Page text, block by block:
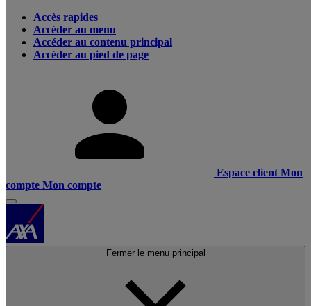
Accès rapides
Accéder au menu
Accéder au contenu principal
Accéder au pied de page
Espace client Mon
compte Mon compte
Fermer le menu principal